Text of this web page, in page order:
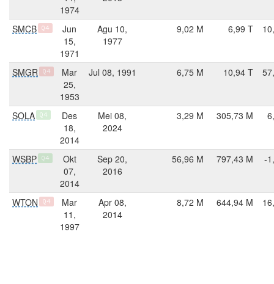
1974
SMCB Q4
Jun
15,
1971
Agu 10,
1977
9,02 M 6,99 T
SMGR Q4
Mar
25,
1953
Jul 08, 1991 6,75 M 10,94 T
SOLA Q4
Des
18,
2014
Mei 08,
2024
3,29 M 305,73 M
WSBP Q4
Okt
07,
2014
Sep 20,
2016
56,96 M 797,43 M -
WTON Q4
Mar
11,
1997
Apr 08,
2014
8,72 M 644,94 M